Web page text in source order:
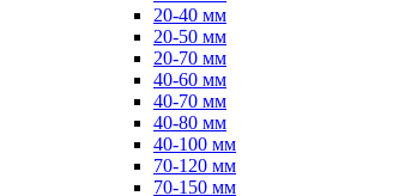
20-40 мм
20-50 мм
20-70 мм
40-60 мм
40-70 мм
40-80 мм
40-100 мм
70-120 мм
70-150 мм